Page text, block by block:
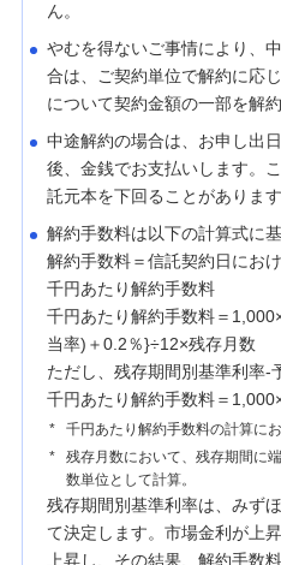
ん。
やむを得ないご事情により、
合は、ご契約単位で解約に応
について契約金額の一部を解
中途解約の場合は、お申し出
後、金銭でお支払いします。
託元本を下回ることがあります
解約手数料は以下の計算式に
解約手数料＝信託契約日にお
千円あたり解約手数料
千円あたり解約手数料＝
当率)＋0.2％}÷12×残存月数
ただし、残存期間別基準利率-
千円あたり解約手数料＝
*
千円あたり解約手数料の計算に
*
残存月数において、残存期間に
数単位として計算。
残存期間別基準利率は、みず
て決定します。市場金利が上
上昇し、その結果、解約手数